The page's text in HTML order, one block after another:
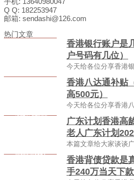
手机: 13640980047
Q Q: 182253947
邮箱: sendashi@126.com
热门文章
香港银行账户是
户号码有几位）
今天给各位分享香港银
香港八达通补贴
高500元）
今天给各位分享香港八
广东计划香港高
老人广东计划
本篇文章给大家谈谈
香港背债贷款是
手240万当天下款